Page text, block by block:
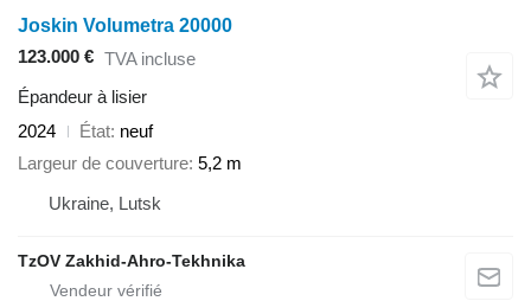
Joskin Volumetra 20000
123.000 € TVA incluse
Épandeur à lisier
2024
État neuf
Largeur de couverture 5,2 m
Ukraine, Lutsk
TzOV Zakhid-Ahro-Tekhnika